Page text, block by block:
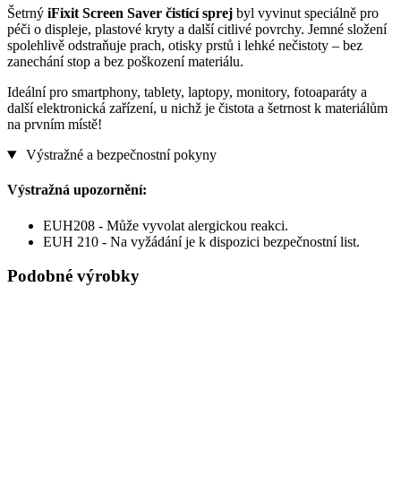
Šetrný iFixit Screen Saver čistící sprej byl vyvinut speciálně pro
péči o displeje, plastové kryty a další citlivé povrchy. Jemné složení
spolehlivě odstraňuje prach, otisky prstů i lehké nečistoty – bez
zanechání stop a bez poškození materiálu.
Ideální pro smartphony, tablety, laptopy, monitory, fotoaparáty a
další elektronická zařízení, u nichž je čistota a šetrnost k materiálům
na prvním místě!
Výstražné a bezpečnostní pokyny
Výstražná upozornění:
EUH208 - Může vyvolat alergickou reakci.
EUH 210 - Na vyžádání je k dispozici bezpečnostní list.
Podobné výrobky